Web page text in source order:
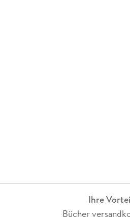
Ihre
Bücher